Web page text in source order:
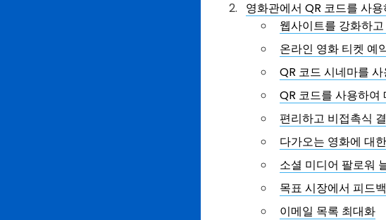
영화관에서 QR 코드를 사
웹사이트를 강화하
온라인 영화 티켓 예
QR 코드 시네마를
QR 코드를 사용하여
편리하고 비접촉식
다가오는 영화에 대
소셜 미디어 팔로워
목표 시장에서 피드
이메일 목록 최대화